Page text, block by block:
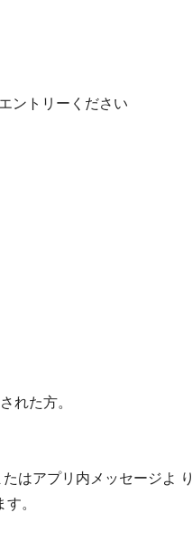
ントリーください
れた方。
はアプリ内メッセージよ り
。